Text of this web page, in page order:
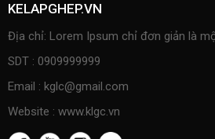
KELAPGHEP.VN
Địa chỉ: Lorem Ipsum chỉ đơn giản là
SDT : 0909999999
Email : kglc@gmail.com
Website : www.klgc.vn